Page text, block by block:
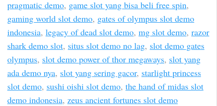
pragmatic demo, game slot yang bisa beli free spin,
gaming world slot demo, gates of olympus slot demo
indonesia, legacy of dead slot demo, mg slot demo, razor
shark demo slot, situs slot demo no lag, slot demo gates
olympus, slot demo power of thor megaways, slot yang
ada demo nya, slot yang sering gacor, starlight princess
slot demo, sushi oishi slot demo, the hand of midas slot
demo indonesia, zeus ancient fortunes slot demo